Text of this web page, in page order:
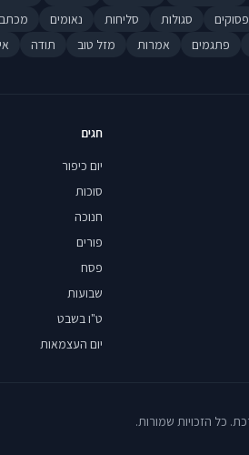
פסוקים סגולות סליחות נאומים
פתגמים אמרות מזל טוב תודה
חגים
יום כיפור
סוכות
חנוכה
פורים
פסח
שבועות
ט"ו בשבט
יום העצמאות